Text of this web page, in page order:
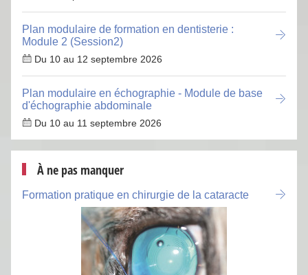
Plan modulaire de formation en dentisterie :
Module 2 (Session2)
Du 10 au 12 septembre 2026
Plan modulaire en échographie - Module de base
d'échographie abdominale
Du 10 au 11 septembre 2026
À ne pas manquer
Formation pratique en chirurgie de la cataracte